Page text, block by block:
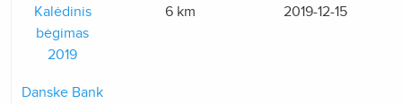
Kalėdinis
bėgimas
2019
6 km 2019-12-15
Danske Bank